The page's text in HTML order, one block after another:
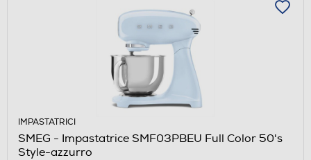
IMPASTATRICI
SMEG - Impastatrice SMF03PBEU Full Color 50's
Style-azzurro